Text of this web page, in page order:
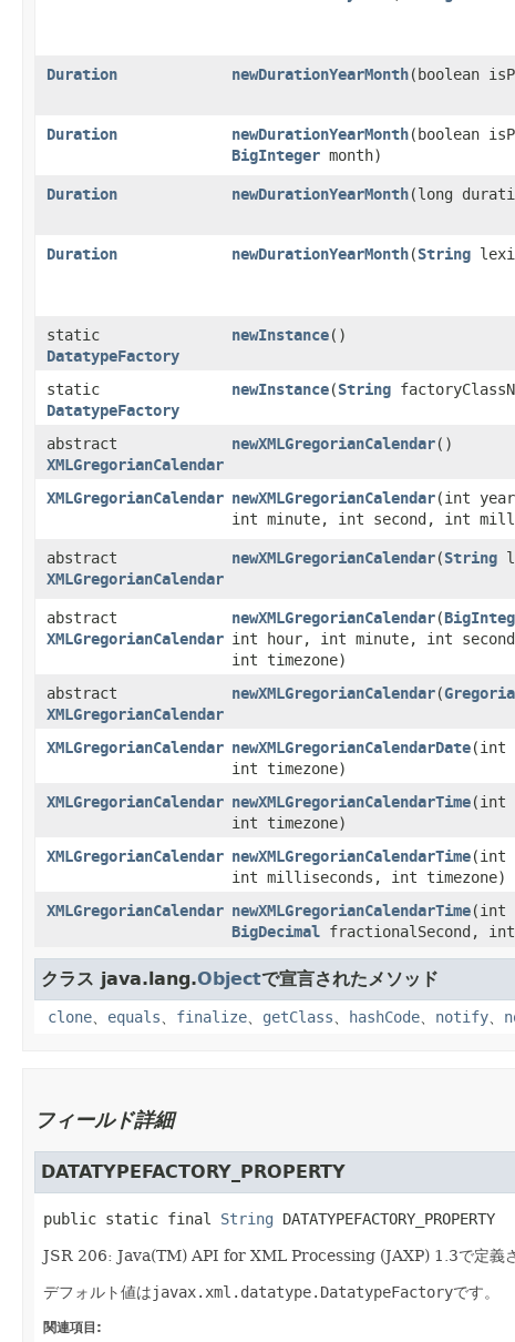
Duration newDurationYearMonth​(boolean
Duration newDurationYearMonth​(boolean
BigInteger month)
Duration newDurationYearMonth​(long
Duration newDurationYearMonth​(String
static
DatatypeFactory
newInstance()
static
DatatypeFactory
newInstance​(String
abstract
XMLGregorianCalendar
newXMLGregorianCalendar()
XMLGregorianCalendar newXMLGregorianCalendar​(int
int minute, int second, int
abstract
XMLGregorianCalendar
newXMLGregorianCalendar​(String
abstract
XMLGregorianCalendar
newXMLGregorianCalendar​(
int hour, int minute, int
int timezone)
abstract
XMLGregorianCalendar
newXMLGregorianCalendar​(
XMLGregorianCalendar newXMLGregorianCalendarDate​(int
int timezone)
XMLGregorianCalendar newXMLGregorianCalendarTime​(int
int timezone)
XMLGregorianCalendar newXMLGregorianCalendarTime​(int
int milliseconds, int timezone)
XMLGregorianCalendar newXMLGregorianCalendarTime​(int
BigDecimal fractionalSecond, int
クラス java.lang.Objectで宣言されたメソッド
clone、 equals、 finalize、 getClass、 hashCode、 notify、
フィールド詳細
DATATYPEFACTORY_PROPERTY
public static final String DATATYPEFACTORY_PROPERTY
JSR 206: Java(TM) API for XML Processing (JAXP) 1.3で定義さ
デフォルト値はjavax.xml.datatype.DatatypeFactoryです。
関連項目: